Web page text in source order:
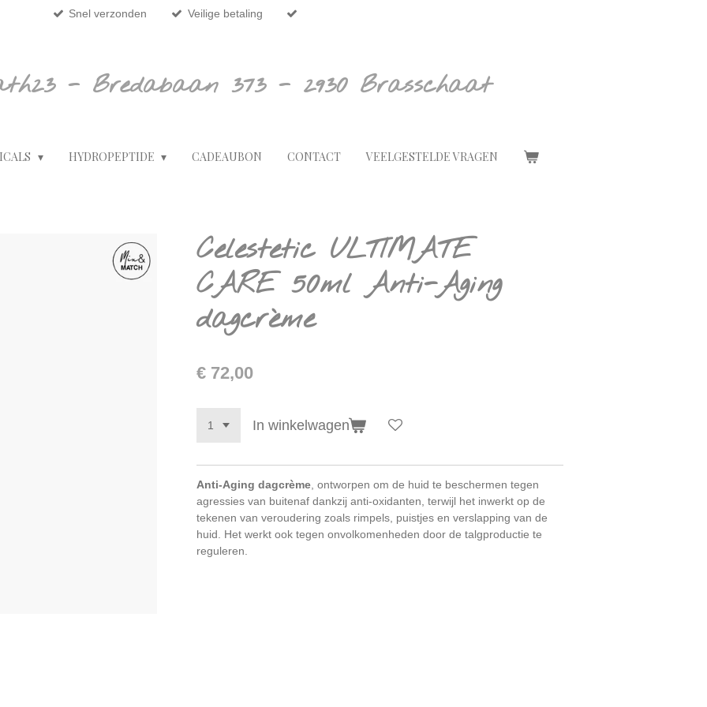
Snel verzonden Veilige betaling
- Bredabaan 373 - 2930 Brasschaat
HYDROPEPTIDE CADEAUBON CONTACT VEELGESTELDE VRAGEN
Celestetic ULTIMATE
CARE 50ml Anti-Aging
dagcrème
€ 72,00
In winkelwagen
Anti-Aging dagcrème , ontworpen om de huid te beschermen tegen
agressies van buitenaf dankzij anti-oxidanten, terwijl het inwerkt op de
tekenen van veroudering zoals rimpels, puistjes en verslapping van de
huid. Het werkt ook tegen onvolkomenheden door de talgproductie te
reguleren.